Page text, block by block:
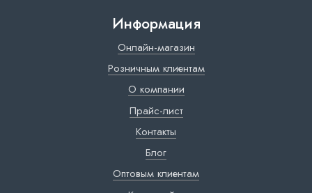
Информация
Онлайн-магазин
Розничным клиентам
О компании
Прайс-лист
Контакты
Блог
Оптовым клиентам